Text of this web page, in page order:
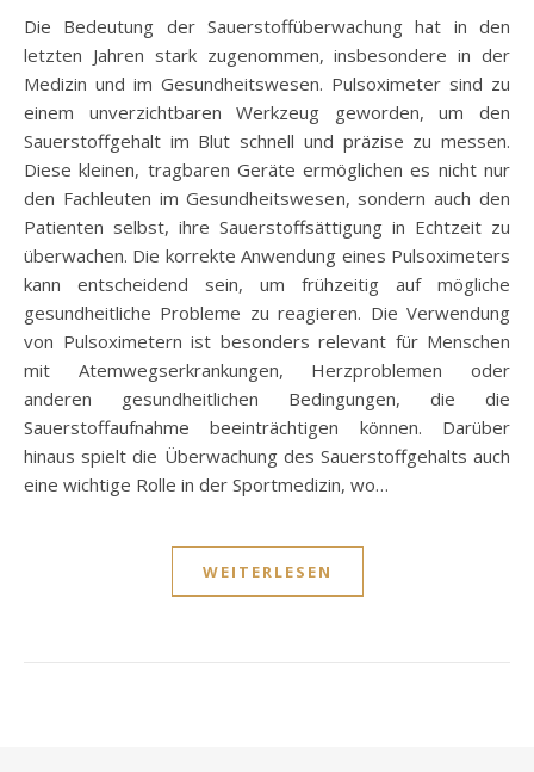
Die Bedeutung der Sauerstoffüberwachung hat in den
letzten Jahren stark zugenommen, insbesondere in der
Medizin und im Gesundheitswesen. Pulsoximeter sind zu
einem unverzichtbaren Werkzeug geworden, um den
Sauerstoffgehalt im Blut schnell und präzise zu messen.
Diese kleinen, tragbaren Geräte ermöglichen es nicht nur
den Fachleuten im Gesundheitswesen, sondern auch den
Patienten selbst, ihre Sauerstoffsättigung in Echtzeit zu
überwachen. Die korrekte Anwendung eines Pulsoximeters
kann entscheidend sein, um frühzeitig auf mögliche
gesundheitliche Probleme zu reagieren. Die Verwendung
von Pulsoximetern ist besonders relevant für Menschen
mit Atemwegserkrankungen, Herzproblemen oder
anderen gesundheitlichen Bedingungen, die die
Sauerstoffaufnahme beeinträchtigen können. Darüber
hinaus spielt die Überwachung des Sauerstoffgehalts auch
eine wichtige Rolle in der Sportmedizin, wo…
WEITERLESEN